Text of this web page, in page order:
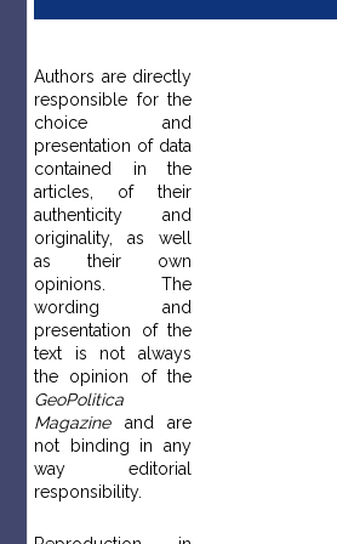
Authors are directly
responsible for the
choice and
presentation of data
contained in the
articles, of their
authenticity and
originality, as well
as their own
opinions. The
wording and
presentation of the
text is not always
the opinion of the
GeoPolitica
Magazineand are
not binding in any
way editorial
responsibility.